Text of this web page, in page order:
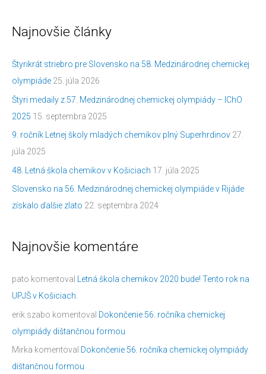
Najnovšie články
Štyrikrát striebro pre Slovensko na 58. Medzinárodnej chemickej
olympiáde 25. júla 2026
Štyri medaily z 57. Medzinárodnej chemickej olympiády – IChO
2025 15. septembra 2025
9. ročník Letnej školy mladých chemikov plný Superhrdinov 27.
júla 2025
48. Letná škola chemikov v Košiciach 17. júla 2025
Slovensko na 56. Medzinárodnej chemickej olympiáde v Rijáde
získalo ďalšie zlato 22. septembra 2024
Najnovšie komentáre
pato komentoval
Letná škola chemikov 2020 bude! Tento rok na
UPJŠ v Košiciach.
erik.szabo komentoval Dokončenie 56. ročníka chemickej
olympiády dištančnou formou
Mirka komentoval Dokončenie 56. ročníka chemickej olympiády
dištančnou formou